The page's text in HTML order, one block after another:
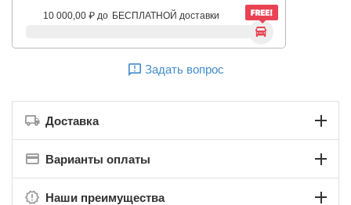
10 000,00 ₽ до БЕСПЛАТНОЙ доставки
Задать вопрос
Доставка
Варианты оплаты
Наши преимущества